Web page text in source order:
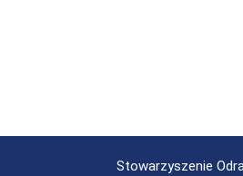
Stowarzyszenie